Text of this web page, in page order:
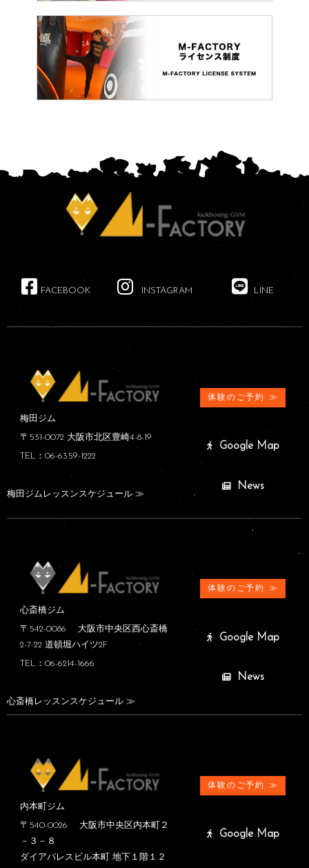
FACEBOOK INSTAGRAM LINE
梅田ジム
〒531-0072 大阪市北区豊崎4-8-19
TEL：06-6359-1222
梅田ジムレッスンスケジュール ≫
体験のご予約 ≫
Google Map
News
心斎橋ジム
〒542-0086 大阪市中央区西心斎橋
2-7-22 道頓堀ハイツ2F
TEL：06-6214-1666
心斎橋レッスンスケジュール ≫
体験のご予約 ≫
Google Map
News
内本町ジム
〒540-0026 大阪市中央区内本町２
－３－８
ダイアパレスビル本町 地下１階１２
体験のご予約 ≫
Google Map